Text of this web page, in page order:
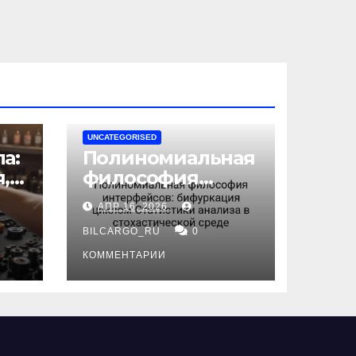
UNCATEGORISED
Полиномиальная
философия
интерфейсов:
бифуркация
циклом
Статистики
анализа в
среде
АПР 16, 2026
BILCARGO_RU 0
КОММЕНТАРИИ